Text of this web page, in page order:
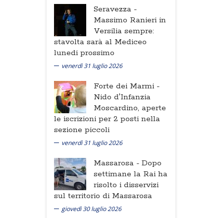
Seravezza -
Massimo Ranieri in
Versilia sempre:
stavolta sarà al Mediceo
lunedi prossimo
venerdì 31 luglio 2026
Forte dei Marmi -
Nido d'Infanzia
Moscardino, aperte
le iscrizioni per 2 posti nella
sezione piccoli
venerdì 31 luglio 2026
Massarosa - Dopo
settimane la Rai ha
risolto i disservizi
sul territorio di Massarosa
giovedì 30 luglio 2026